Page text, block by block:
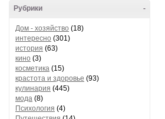
-
Рубрики
Дом - хозяйство (18)
интересно (301)
история (63)
кино (3)
косметика (15)
крастота и здоровье (93)
кулинария (445)
мода (8)
Психология (4)